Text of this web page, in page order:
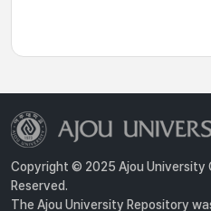
Copyright © 2025 Ajou University
Reserved.
The Ajou University Repository